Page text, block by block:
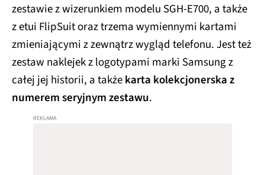
zestawie z wizerunkiem modelu SGH-E700, a także
z etui FlipSuit oraz trzema wymiennymi kartami
zmieniającymi z zewnątrz wygląd telefonu. Jest też
zestaw naklejek z logotypami marki Samsung z
całej jej historii, a takżekarta kolekcjonerska z
numerem seryjnym zestawu.